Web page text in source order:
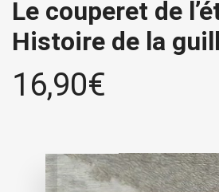
Le couperet de
Histoire de la
16,90€